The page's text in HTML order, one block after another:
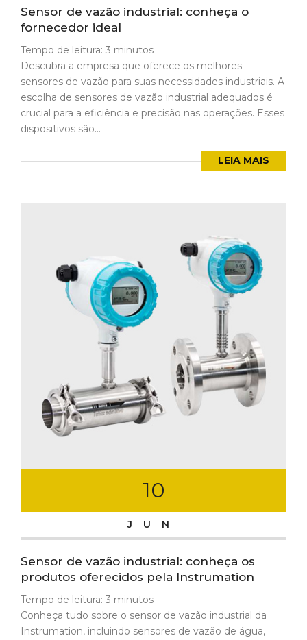
Sensor de vazão industrial: conheça o
fornecedor ideal
Tempo de leitura: 3 minutos
Descubra a empresa que oferece os melhores
sensores de vazão para suas necessidades industriais. A
escolha de sensores de vazão industrial adequados é
crucial para a eficiência e precisão nas operações. Esses
dispositivos são...
LEIA MAIS
10
JUN
Sensor de vazão industrial: conheça os
produtos oferecidos pela Instrumation
Tempo de leitura: 3 minutos
Conheça tudo sobre o sensor de vazão industrial da
Instrumation, incluindo sensores de vazão de água,